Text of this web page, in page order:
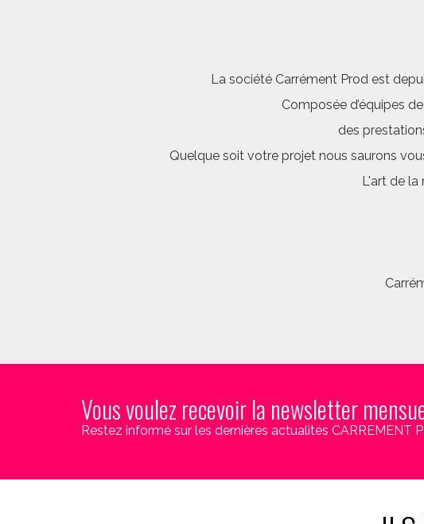
La société Carrément Prod est
Composée d’équipes
des
Quelque soit votre projet nous saurons
L'art de la
Vous voulez recevoir la newsletter
Restez informé sur les dernières actualités CARREMENT